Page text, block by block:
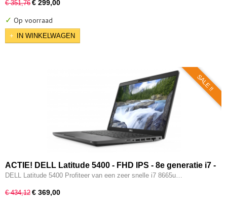
€ 351,76 € 299,00
✓ Op voorraad
IN WINKELWAGEN
SALE !!
ACTIE! DELL Latitude 5400 - FHD IPS - 8e generatie i7 -
16GB - 512GB - USB 3.2/ Type-C - Intel UHD - HDMI - W11
DELL Latitude 5400 Profiteer van een zeer snelle i7 8665u…
€ 434,12 € 369,00